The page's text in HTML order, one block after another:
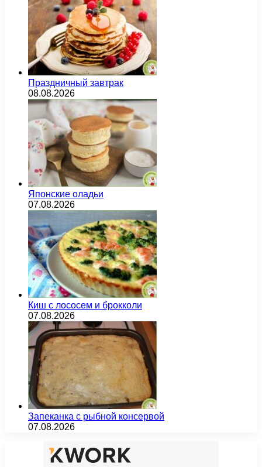
Праздничный завтрак
08.08.2026
Японские оладьи
07.08.2026
Киш с лососем и брокколи
07.08.2026
Запеканка с рыбной консервой
07.08.2026